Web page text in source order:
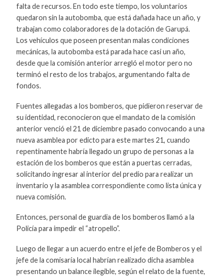
falta de recursos. En todo este tiempo, los voluntarios
quedaron sin la autobomba, que está dañada hace un año, y
trabajan como colaboradores de la dotación de Garupá.
Los vehículos que poseen presentan malas condiciones
mecánicas, la autobomba está parada hace casi un año,
desde que la comisión anterior arregló el motor pero no
terminó el resto de los trabajos, argumentando falta de
fondos.
Fuentes allegadas a los bomberos, que pidieron reservar de
su identidad, reconocieron que el mandato de la comisión
anterior venció el 21 de diciembre pasado convocando a una
nueva asamblea por edicto para este martes 21, cuando
repentinamente habría llegado un grupo de personas a la
estación de los bomberos que están a puertas cerradas,
solicitando ingresar al interior del predio para realizar un
inventario y la asamblea correspondiente como lista única y
nueva comisión.
Entonces, personal de guardia de los bomberos llamó a la
Policía para impedir el “atropello”.
Luego de llegar a un acuerdo entre el jefe de Bomberos y el
jefe de la comisaría local habrían realizado dicha asamblea
presentando un balance ilegible, según el relato de la fuente,